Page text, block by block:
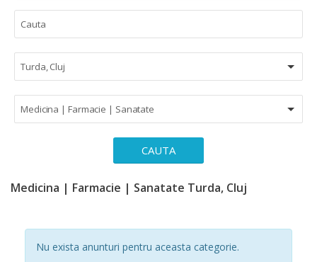
Turda, Cluj
Medicina | Farmacie | Sanatate
CAUTA
Medicina | Farmacie | Sanatate Turda, Cluj
Nu exista anunturi pentru aceasta categorie.